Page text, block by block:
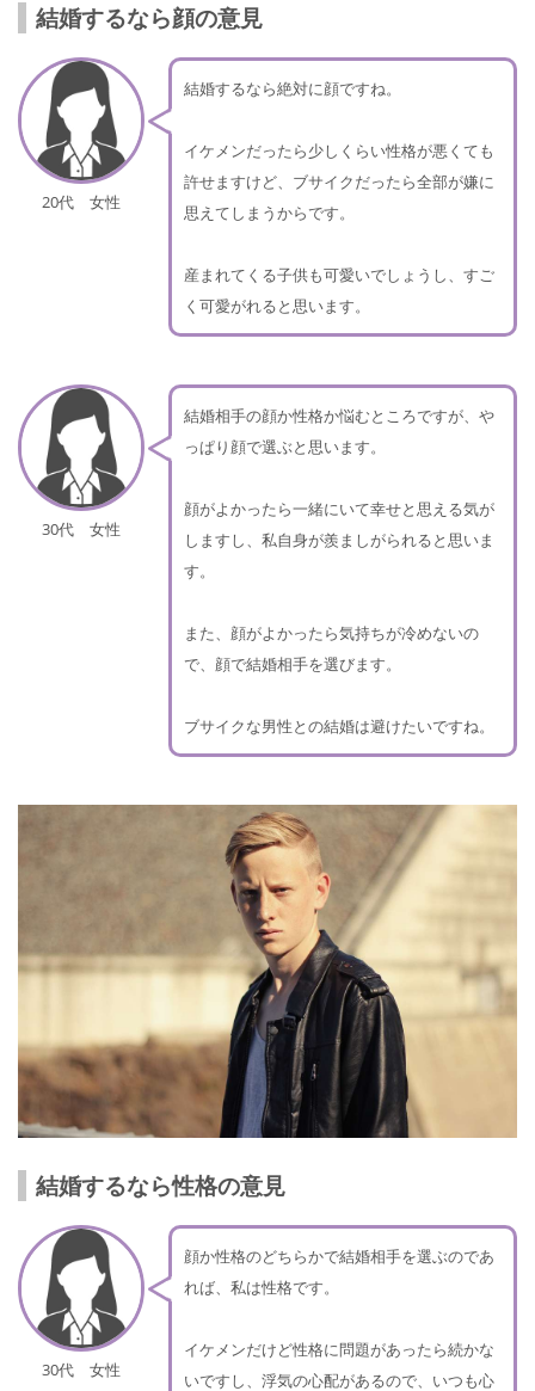
結婚するなら顔の意見
20代 女性
結婚するなら絶対に顔ですね。
イケメンだったら少しくらい性格が悪くても
許せますけど、ブサイクだったら全部が嫌に
思えてしまうからです。
産まれてくる子供も可愛いでしょうし、すご
く可愛がれると思います。
30代 女性
結婚相手の顔か性格か悩むところですが、や
っぱり顔で選ぶと思います。
顔がよかったら一緒にいて幸せと思える気が
しますし、私自身が羨ましがられると思いま
す。
また、顔がよかったら気持ちが冷めないの
で、顔で結婚相手を選びます。
ブサイクな男性との結婚は避けたいですね。
結婚するなら性格の意見
30代 女性
顔か性格のどちらかで結婚相手を選ぶのであ
れば、私は性格です。
イケメンだけど性格に問題があったら続かな
いですし、浮気の心配があるので、いつも心